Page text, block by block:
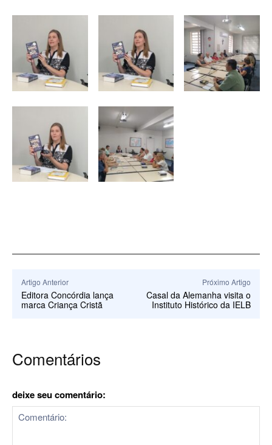
Artigo Anterior
Editora Concórdia lança
marca Criança Cristã
Próximo Artigo
Casal da Alemanha visita o
Instituto Histórico da IELB
Comentários
deixe seu comentário: